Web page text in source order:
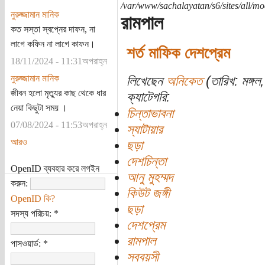
নুরুজ্জামান মানিক
কত সস্তা স্বপ্নের দাফন, না
লাগে কফিন না লাগে কাফন।
18/11/2024 - 11:31অপরাহ্ন
নুরুজ্জামান মানিক
জীবন হলো মৃত্যুর কাছ থেকে ধার
নেয়া কিছুটা সময় ।
07/08/2024 - 11:53অপরাহ্ন
আরও
OpenID ব্যবহার করে লগইন
করুন:
OpenID কি?
সদস্য পরিচয়: *
পাসওয়ার্ড: *
/var/www/sachalayatan/s6/sites/all/
রামপাল
শর্ত মাফিক দেশপ্রেম
লিখেছেন অনিকেত(তারিখ:
ক্যাটেগরি:
চিন্তাভাবনা
স্যাটায়ার
ছড়া
দেশচিন্তা
আনু মুহম্মদ
কিউট জঙ্গী
ছড়া
দেশপ্রেম
রামপাল
সববয়সী